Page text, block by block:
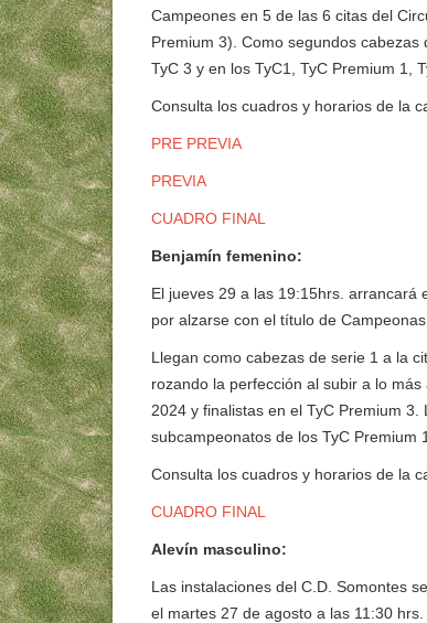
Campeones en 5 de las 6 citas del
Premium 3). Como segundos
TyC 3 y en los TyC1, TyC Premium 1,
Consulta los cuadros y horarios de la
PRE PREVIA
PREVIA
CUADRO FINAL
Benjamín femenino:
El jueves 29 a las 19:15hrs. arrancará
por alzarse con el título de
Llegan como cabezas de serie 1 a la
rozando la perfección al subir a lo
2024 y finalistas en el TyC Premium
subcampeonatos de los TyC Premium
Consulta los cuadros y horarios de la
CUADRO FINAL
Alevín masculino:
Las instalaciones del C.D. Somontes
el martes 27 de agosto a las 11:30 hrs.